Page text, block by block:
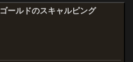
ゴールドのスキャルピング